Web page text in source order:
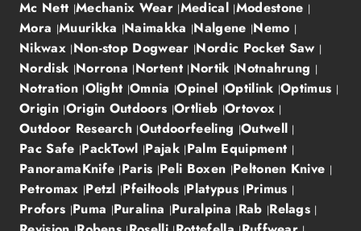
Mc Nett Mechanix Wear Medical Modestone
Mora Muurikka Naimakka Nalgene Nemo
Nikwax Non-stop Dogwear Nordic Pocket Saw
Nordisk Norrona Nortent Nortik Notnahrung
Notration Olight Omnia Opinel Optilink Optimus
Origin Origin Outdoors Ortlieb Ortovox
Outdoor Research Outdoorfeeling Outwell
Pac Safe PackTowl Pajak Palm Equipment
PanoramaKnife Paris Peli Boxen Peltonen Knive
Petromax Petzl Pfeiltools Platypus Primus
Profors Puma Puralina Puralpina Rab Relags